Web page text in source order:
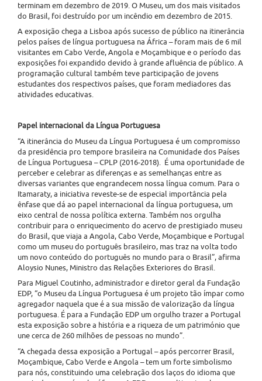
terminam em dezembro de 2019. O Museu, um dos mais visitados
do Brasil, foi destruído por um incêndio em dezembro de 2015.
A exposição chega a Lisboa após sucesso de público na itinerância
pelos países de língua portuguesa na África – foram mais de 6 mil
visitantes em Cabo Verde, Angola e Moçambique e o período das
exposições foi expandido devido à grande afluência de público. A
programação cultural também teve participação de jovens
estudantes dos respectivos países, que foram mediadores das
atividades educativas.
Papel internacional da Língua Portuguesa
“A itinerância do Museu da Língua Portuguesa é um compromisso
da presidência pro tempore brasileira na Comunidade dos Países
de Língua Portuguesa – CPLP (2016-2018). É uma oportunidade de
perceber e celebrar as diferenças e as semelhanças entre as
diversas variantes que engrandecem nossa língua comum. Para o
Itamaraty, a iniciativa reveste-se de especial importância pela
ênfase que dá ao papel internacional da língua portuguesa, um
eixo central de nossa política externa. Também nos orgulha
contribuir para o enriquecimento do acervo de prestigiado museu
do Brasil, que viaja a Angola, Cabo Verde, Moçambique e Portugal
como um museu do português brasileiro, mas traz na volta todo
um novo conteúdo do português no mundo para o Brasil”, afirma
Aloysio Nunes, Ministro das Relações Exteriores do Brasil.
Para Miguel Coutinho, administrador e diretor geral da Fundação
EDP, “o Museu da Língua Portuguesa é um projeto tão ímpar como
agregador naquela que é a sua missão de valorização da língua
portuguesa. É para a Fundação EDP um orgulho trazer a Portugal
esta exposição sobre a história e a riqueza de um património que
une cerca de 260 milhões de pessoas no mundo”.
“A chegada dessa exposição a Portugal – após percorrer Brasil,
Moçambique, Cabo Verde e Angola – tem um forte simbolismo
para nós, constituindo uma celebração dos laços do idioma que